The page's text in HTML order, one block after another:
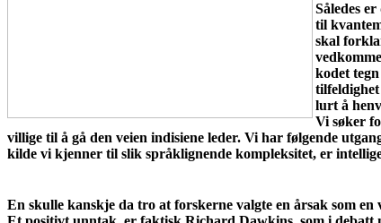
Således
til
skal
kodet
lurt å
Vi søker
villige til å gå den veien indisiene leder. Vi har følgende
kilde vi kjenner til slik språklignende kompleksitet, er
En skulle kanskje da tro at forskerne valgte en årsak som